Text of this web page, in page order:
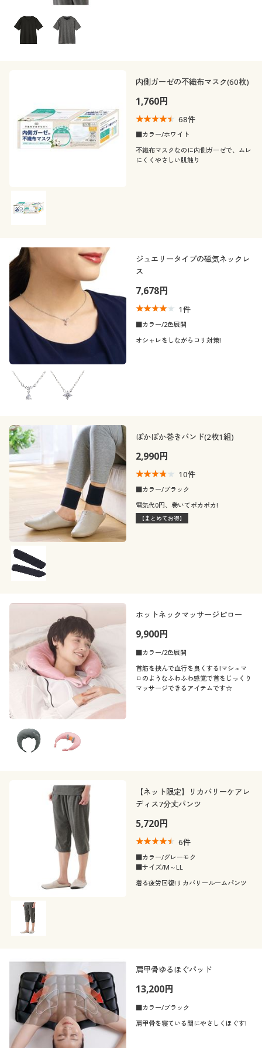
内側ガーゼの不織布マスク(60枚)
1,760円
68件
■カラー/ホワイト
不織布マスクなのに内側ガーゼで、ムレ
にくくやさしい肌触り
ジュエリータイプの磁気ネックレ
ス
7,678円
1件
■カラー/2色展開
オシャレをしながらコリ対策!
ぽかぽか巻きバンド(2枚1組)
2,990円
10件
■カラー/ブラック
電気代0円、巻いてポカポカ!
【まとめてお得】
ホットネックマッサージピロー
9,900円
■カラー/2色展開
首筋を挟んで血行を良くする!マシュマ
ロのようなふわふわ感覚で首をじっくり
マッサージできるアイテムです☆
【ネット限定】リカバリーケアレ
ディス7分丈パンツ
5,720円
6件
■カラー/グレーモク
■サイズ/M～LL
着る疲労回復!リカバリールームパンツ
肩甲骨ゆるほぐパッド
13,200円
■カラー/ブラック
肩甲骨を寝ている間にやさしくほぐす!